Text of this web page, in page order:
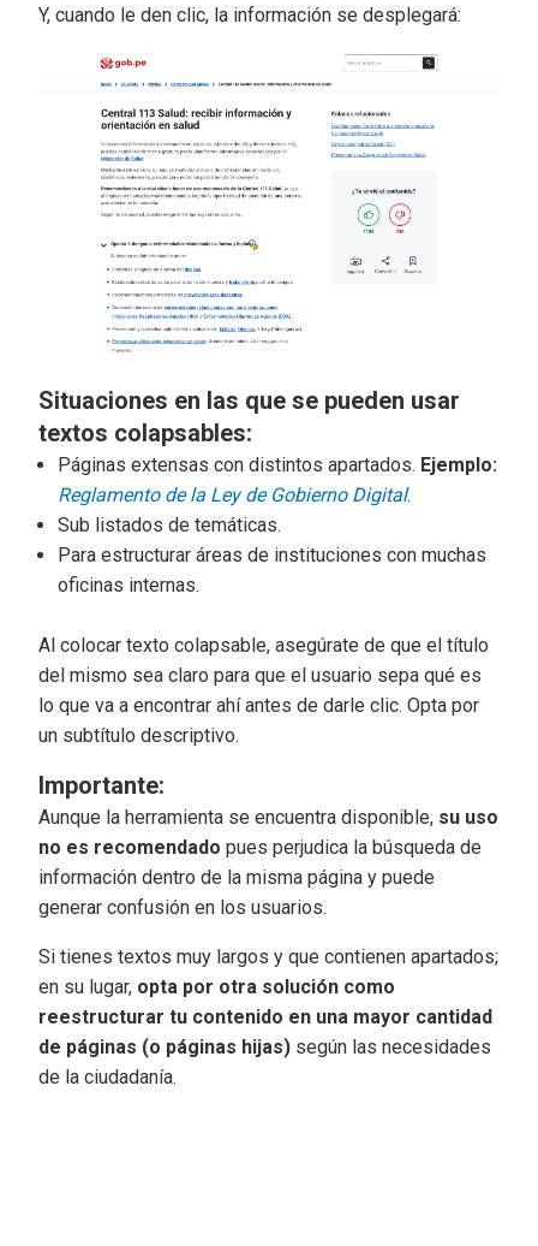
Y, cuando le den clic, la información se desplegará:
Situaciones en las que se pueden usar
textos colapsables:
Páginas extensas con distintos apartados. Ejemplo:
Reglamento de la Ley de Gobierno Digital.
Sub listados de temáticas.
Para estructurar áreas de instituciones con muchas
oficinas internas.
Al colocar texto colapsable, asegúrate de que el título
del mismo sea claro para que el usuario sepa qué es
lo que va a encontrar ahí antes de darle clic. Opta por
un subtítulo descriptivo.
Importante:
Aunque la herramienta se encuentra disponible, su uso
no es recomendado pues perjudica la búsqueda de
información dentro de la misma página y puede
generar confusión en los usuarios.
Si tienes textos muy largos y que contienen apartados;
en su lugar, opta por otra solución como
reestructurar tu contenido en una mayor cantidad
de páginas (o páginas hijas) según las necesidades
de la ciudadanía.